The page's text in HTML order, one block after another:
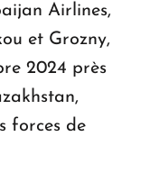
Airlines,
et Grozny,
2024 près
forces de